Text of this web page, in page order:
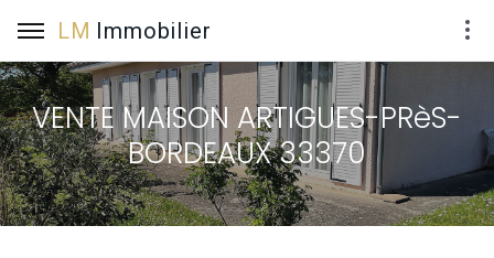
LM Immobilier
VENTE MAISON ARTIGUES-PRèS-
BORDEAUX 33370